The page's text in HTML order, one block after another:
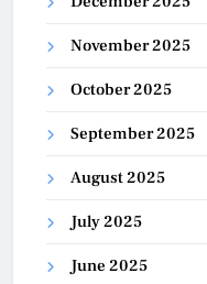
November 2025
October 2025
September 2025
August 2025
July 2025
June 2025